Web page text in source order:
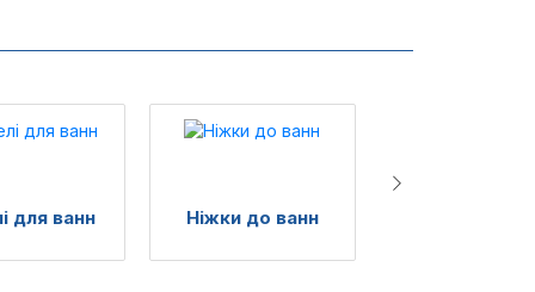
для ванн Ніжки до ванн